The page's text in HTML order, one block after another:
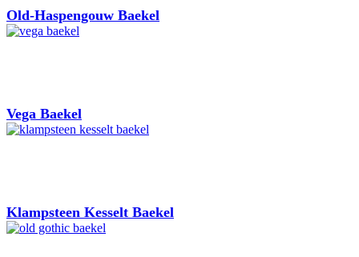
Old-Haspengouw Baekel
Vega Baekel
Klampsteen Kesselt Baekel